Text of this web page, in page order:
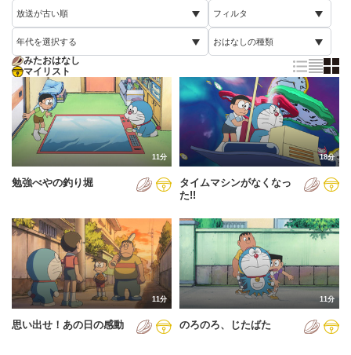
放送が古い順
放送が古い順
放送が新しい順
配信が古い順
配信が新しい順
あいうえお順(降順)
動画が長い順
動画が短い順
フィルタ
すべて
未視聴
年代を選択する
すべて
2005年
2006年
2007年
2008年
2011年
2012年
2013年
おはなしの種類
通常回
誕生日スペシャル
みたおはなし
マイリスト
11分
勉強べやの釣り堀
18分
タイムマシンがなくなっ
た!!
11分
思い出せ！あの日の感動
11分
のろのろ、じたばた